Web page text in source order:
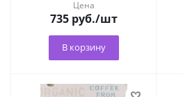
Цена
735 руб./шт
В корзину